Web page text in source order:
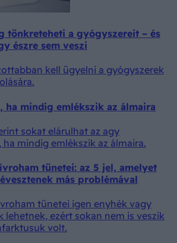
tönkreteheti a gyógyszereit – és
észre sem veszi
kell ügyelni a gyógyszerek
ha mindig emlékszik az álmaira
sokat elárulhat az agy
mindig emlékszik az álmaira.
tünetei: az 5 jel, amelyet
más problémával
tünetei igen enyhék vagy
lehetnek, ezért sokan nem is veszik
volt.